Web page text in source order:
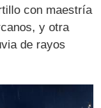
con maestría
y otra
de rayos